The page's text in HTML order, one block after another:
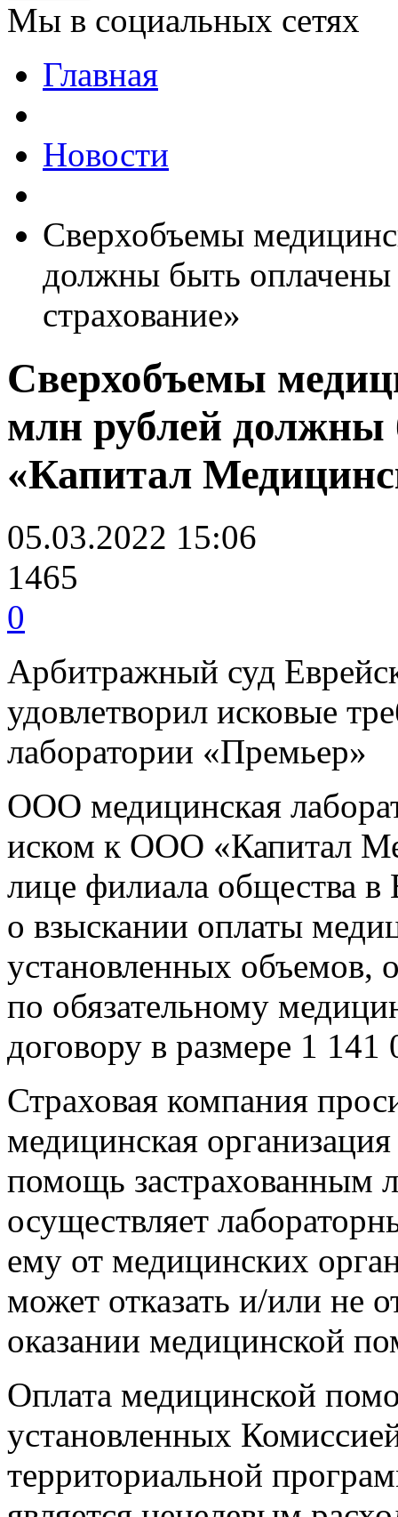
Мы в социальных сетях
Главная
Новости
Сверхобъемы
должны быть
страхование»
Сверхобъемы
млн рублей
«Капитал
05.03.2022 15:06
1465
0
Арбитражный суд
удовлетворил исковые
лаборатории «Премьер»
ООО медицинская
иском к ООО «Капитал
лице филиала общества в
о взыскании оплаты
установленных объемов,
по обязательному
договору в размере 1 141
Страховая компания
медицинская
помощь застрахованным
осуществляет
ему от медицинских
может отказать и/или не
оказании медицинской
Оплата медицинской
установленных
территориальной